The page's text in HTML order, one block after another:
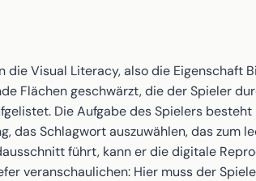
Visual Literacy, also die Eigenschaft
Flächen geschwärzt, die der Spieler
Die Aufgabe des Spielers
das Schlagwort auszuwählen, das
führt, kann er die digitale
veranschaulichen: Hier muss der